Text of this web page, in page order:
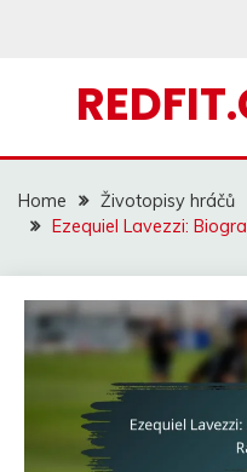
Home
Životopisy hráčů
Ezequiel Lavezzi: